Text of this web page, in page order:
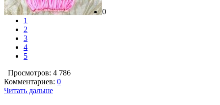
0
1
2
3
4
5
Просмотров: 4 786
Комментариев: 0
Читать дальше